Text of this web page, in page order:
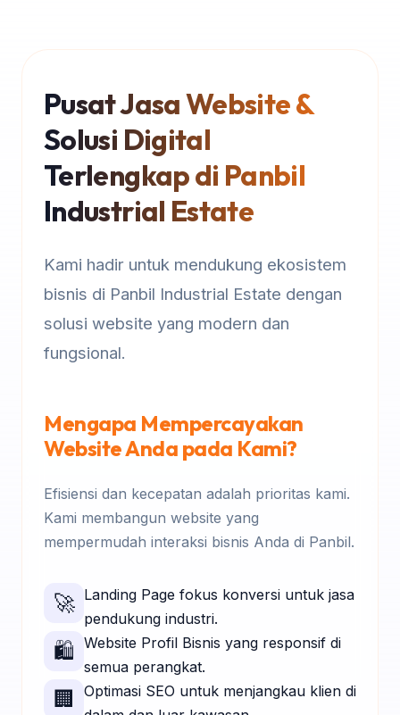
Pusat Jasa Website &
Solusi Digital
Terlengkap di Panbil
Industrial Estate
Kami hadir untuk mendukung ekosistem
bisnis di Panbil Industrial Estate dengan
solusi website yang modern dan
fungsional.
Mengapa Mempercayakan
Website Anda pada Kami?
Efisiensi dan kecepatan adalah prioritas kami.
Kami membangun website yang
mempermudah interaksi bisnis Anda di Panbil.
🚀 Landing Page fokus konversi untuk jasa
pendukung industri.
🛍️ Website Profil Bisnis yang responsif di
semua perangkat.
🏢
Optimasi SEO untuk menjangkau klien di